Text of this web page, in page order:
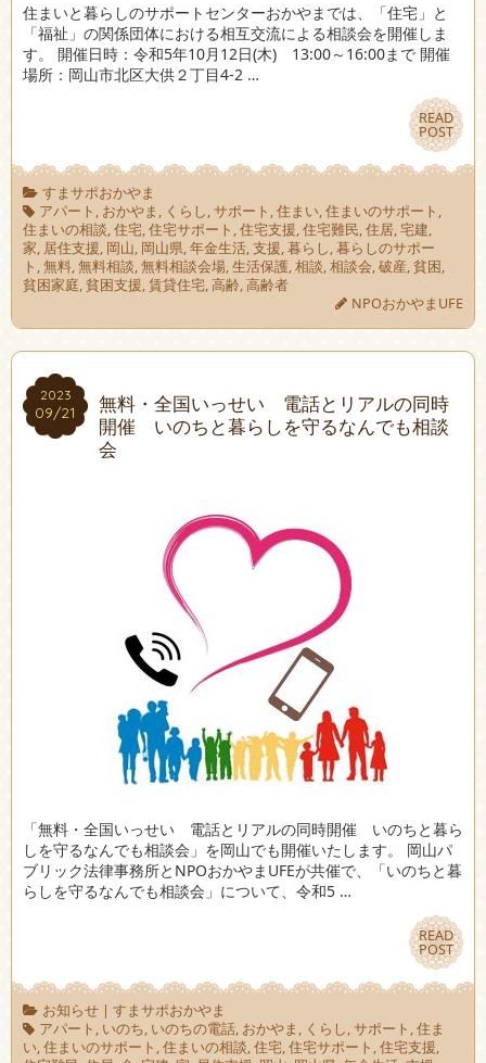
住まいと暮らしのサポートセンターおかやまでは、「住宅」と
「福祉」の関係団体における相互交流による相談会を開催しま
す。 開催日時：令和5年10月12日(木) 13:00～16:00まで 開催
場所：岡山市北区大供２丁目4-2 …
READ
POST
READ
POST
すまサポおかやま
アパート , おかやま , くらし,サポート ,住まい,住まいのサポート ,
住まいの相談,住宅,住宅サポート ,住宅支援,住宅難民,住居,宅建,
家, 居住支援, 岡山, 岡山県,年金生活,支援,暮らし,暮らしのサポー
ト ,無料,無料相談,無料相談会場,生活保護,相談,相談会,破産,貧困,
貧困家庭,貧困支援,賃貸住宅,高齢,高齢者
NPOおかやまUFE
2023
09/21
2023
09/21
無料・全国いっせい 電話とリアルの同時
開催 いのちと暮らしを守るなんでも相談
会
「無料・全国いっせい 電話とリアルの同時開催 いのちと暮ら
しを守るなんでも相談会」を岡山でも開催いたします。 岡山パ
ブリック法律事務所とNPOおかやまUFEが共催で、「いのちと暮
らしを守るなんでも相談会」について、令和5 …
READ
POST
READ
POST
お知らせ| すまサポおかやま
アパート , いのち, いのちの電話, おかやま , くらし,サポート ,住ま
い,住まいのサポート ,住まいの相談,住宅,住宅サポート ,住宅支援,